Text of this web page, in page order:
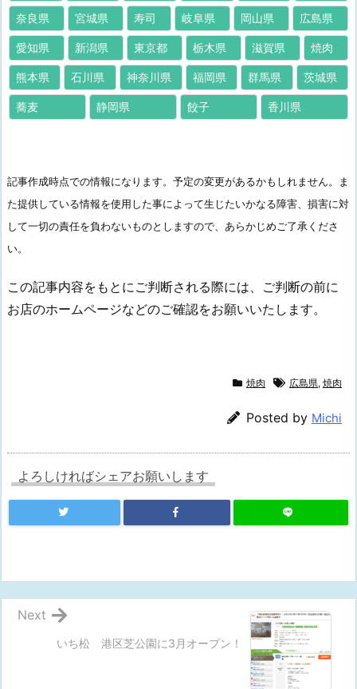
奈良県 宮城県 寿司 岐阜県 岡山県 広島県
愛知県 新潟県 東京都 栃木県 滋賀県 焼肉
熊本県 石川県 神奈川県 福岡県 群馬県 茨城県
蕎麦 静岡県 餃子 香川県
記事作成時点での情報になります。予定の変更があるかもしれません。ま
た提供している情報を使用した事によって生じたいかなる障害、損害に対
して一切の責任を負わないものとしますので、あらかじめご了承くださ
い。
この記事内容をもとにご判断される際には、ご判断の前に
お店のホームページなどのご確認をお願いいたします。
焼肉 広島県, 焼肉
Posted by Michi
よろしければシェアお願いします
いち松 港区芝公園に3月オープン！
Next